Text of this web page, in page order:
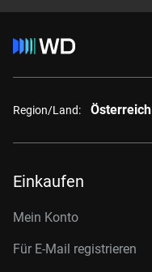
Region/Land: Österreich
Einkaufen
Mein Konto
Für E-Mail registrieren